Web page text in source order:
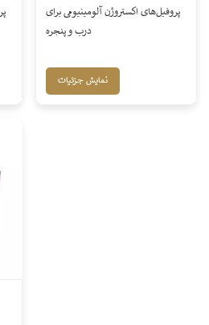
پروفیل‌های اکستروژن آلومینیومی برای
درب و پنجره
نمایش جزئیات